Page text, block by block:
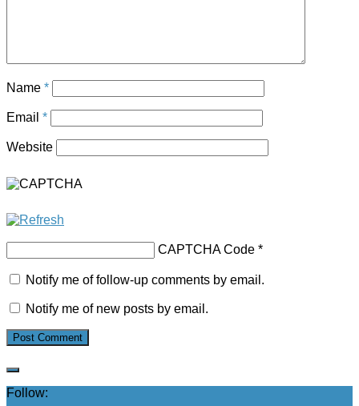
Name *
Email *
Website
CAPTCHA Code *
Notify me of follow-up comments by email.
Notify me of new posts by email.
Follow: